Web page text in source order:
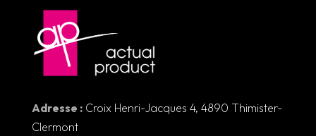
Adresse : Croix Henri-Jacques 4, 4890 Thimister-
Clermont